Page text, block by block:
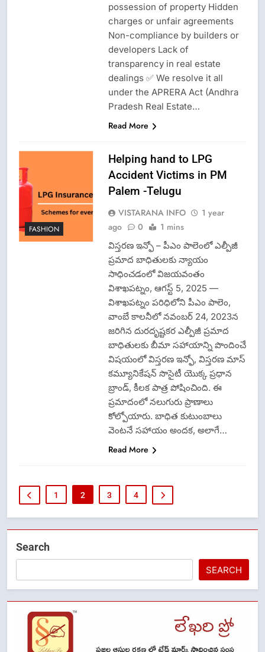
possession of property Hidden
charges or unfair agreements
Non-compliance by builders or
developers Lack of
transparency in real estate
dealings ✅ We resolve it all
under the APRERA Act (Andhra
Pradesh Real Estate…
Read More
FASHION
Helping hand to LPG
Accident Victims in PM
Palem -Telugu
VISTARANA INFO
1 year
ago
0 1 mins
విస్తరణ ఇన్ఫో – పీఎం పాలెంలో ఎల్పీజీ
ప్రమాద బాధితులకు న్యాయం
సాధించడంలో విజయవంతం
విశాఖపట్నం, ఆగస్ట్ 5, 2025 —
విశాఖపట్నం పరిధిలోని పీఎం పాలెం,
వాంబే కాలనీలో నవంబర్ 24, 2023న
జరిగిన దురదృష్టకర ఎల్పీజీ ప్రమాద
బాధితులకు బీమా సహాయాన్ని పొందించే
విషయంలో విస్తరణ ఇన్ఫో, విస్తరణ మాస్
కమ్యూనికేషన్ సొసైటీ యొక్క ప్రధాన
బ్రాండ్, కీలక పాత్ర పోషించింది. ఈ
ప్రమాదంలో నలుగురు ప్రాణాలు
కోల్పోయారు. బాధిత కుటుంబాలు
వెంటనే సహాయం అందక, అలాగే…
Read More
1 2 3 4
Search
SEARCH